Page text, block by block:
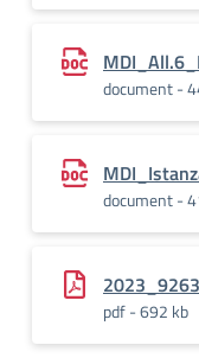
document -
document -
pdf - 692 kb